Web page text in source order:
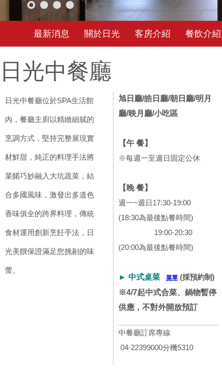
最新消息 關於日光 客房介紹 餐飲介紹
日光中餐廳
日光中餐廳位於SPA生活館
內，餐廳主廚以精緻細膩的
烹調方式，堅持完整展現實
材鮮甜，純正的料理手法將
菜餚巧妙融入大坑蔬菜，結
合多國風味，激發出多道色
香味俱全的跨界料理，傳統
食材運用創新烹飪手法，日
光美饌保證滿足您挑剔的味
蕾。
旭日廳/皓日廳/朝日廳/明月
廳/映月廳/小吃區
【午 餐】
※每週一至週日固定公休
【晚 餐】
週一~週日17:30-19:00
(18:30為最後點餐時間)
19:00-20:30
(20:00為最後點餐時間)
► 中式桌菜 菜單 (採預約制)
※4/7起中式合菜、鍋物暫停
供應，不對外開放預訂
中餐廳訂席專線
04-22399000分機5310